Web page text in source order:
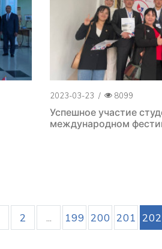
2023-03-23 / 8099
Успешное участие
международном
2 ... 199 200 201 202